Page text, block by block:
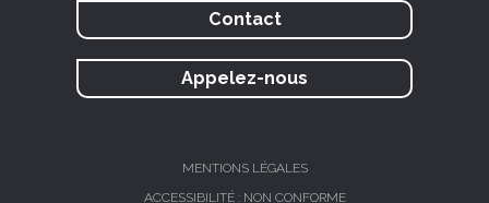
Contact
Appelez-nous
MENTIONS LÉGALES
ACCESSIBILITÉ : NON CONFORME